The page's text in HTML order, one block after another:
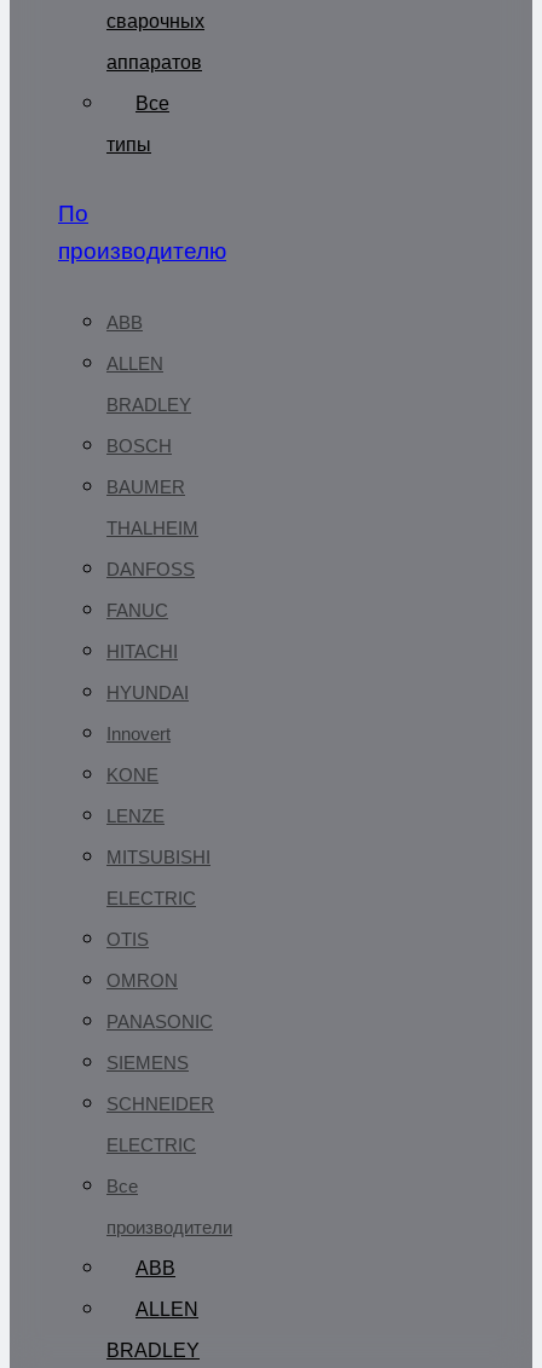
сварочных
аппаратов
Все
типы
По
производителю
ABB
ALLEN
BRADLEY
BOSCH
BAUMER
THALHEIM
DANFOSS
FANUC
HITACHI
HYUNDAI
Innovert
KONE
LENZE
MITSUBISHI
ELECTRIC
OTIS
OMRON
PANASONIC
SIEMENS
SCHNEIDER
ELECTRIC
Все
производители
ABB
ALLEN
BRADLEY